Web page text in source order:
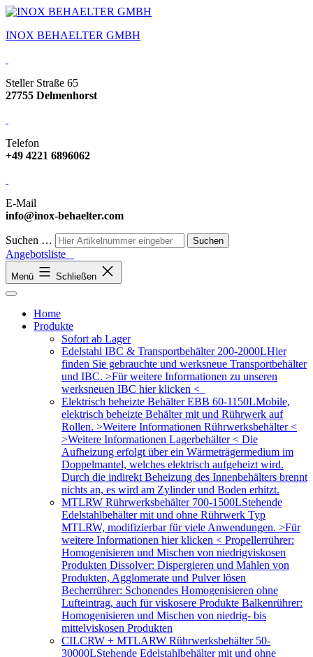
INOX BEHAELTER GMBH
Steller Straße 65
27755 Delmenhorst
Telefon
+49 4221 6896062
E-Mail
info@inox-behaelter.com
Suchen …
Angebotsliste
Menü Schließen
Home
Produkte
Sofort ab Lager
Edelstahl IBC & Transportbehälter 200-2000LHier
finden Sie gebrauchte und werksneue Transportbehälter
und IBC. >Für weitere Informationen zu unseren
werksneuen IBC hier klicken <
Elektrisch beheizte Behälter EBB 60-1150LMobile,
elektrisch beheizte Behälter mit und Rührwerk auf
Rollen. >Weitere Informationen Rührwerksbehälter <
>Weitere Informationen Lagerbehälter < Die
Aufheizung erfolgt über ein Wärmeträgermedium im
Doppelmantel, welches elektrisch aufgeheizt wird.
Durch die indirekt Beheizung des Innenbehälters brennt
nichts an, es wird am Zylinder und Boden erhitzt.
MTLRW Rührwerksbehälter 700-1500LStehende
Edelstahlbehälter mit und ohne Rührwerk Typ
MTLRW, modifizierbar für viele Anwendungen. >Für
weitere Informationen hier klicken < Propellerrührer:
Homogenisieren und Mischen von niedrigviskosen
Produkten Dissolver: Dispergieren und Mahlen von
Produkten, Agglomerate und Pulver lösen
Becherrührer: Schonendes Homogenisieren ohne
Lufteintrag, auch für viskosere Produkte Balkenrührer:
Homogenisieren und Mischen von niedrig- bis
mittelviskosen Produkten
CILCRW + MTLARW Rührwerksbehälter 50-
30000LStehende Edelstahlbehälter mit und ohne